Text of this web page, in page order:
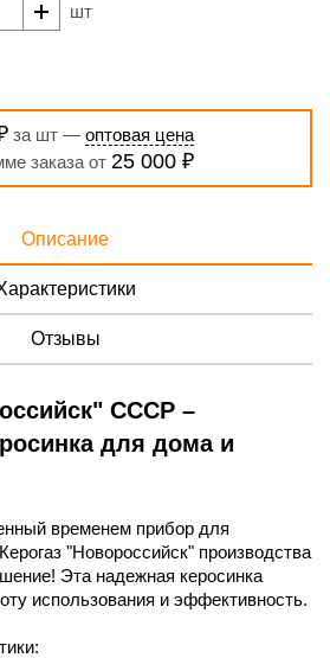
шт
за шт — оптовая цена
заказа от 25 000 ₽
Описание
Отзывы
СССР –
для дома и
временем прибор для
"Новороссийск" производства
Эта надежная керосинка
использования и эффективность.